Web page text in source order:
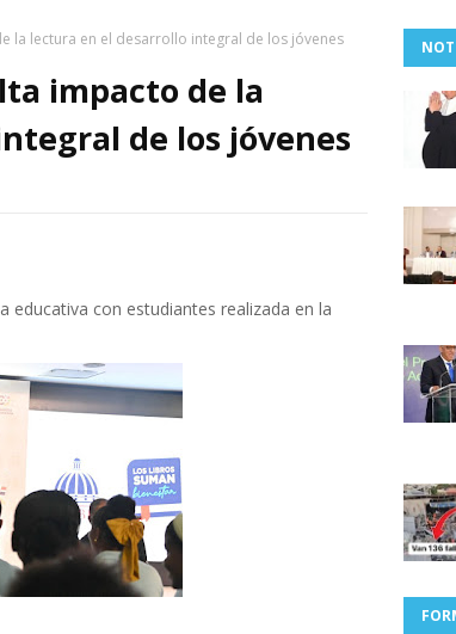
la lectura en el desarrollo integral de los jóvenes
impacto de la
de los jóvenes
educativa con estudiantes realizada en la